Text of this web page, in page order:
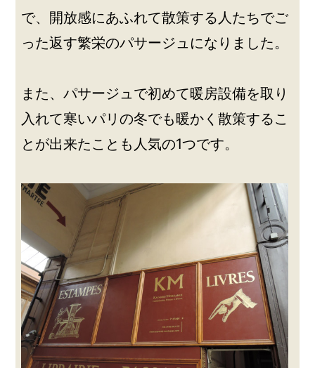
で、開放感にあふれて散策する人たちでご
った返す繁栄のパサージュになりました。
また、パサージュで初めて暖房設備を取り
入れて寒いパリの冬でも暖かく散策するこ
とが出来たことも人気の1つです。